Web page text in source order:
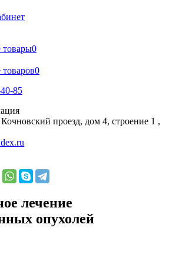
товары0
0
85
проезд, дом 4, строение 1 ,
лечение
опухолей